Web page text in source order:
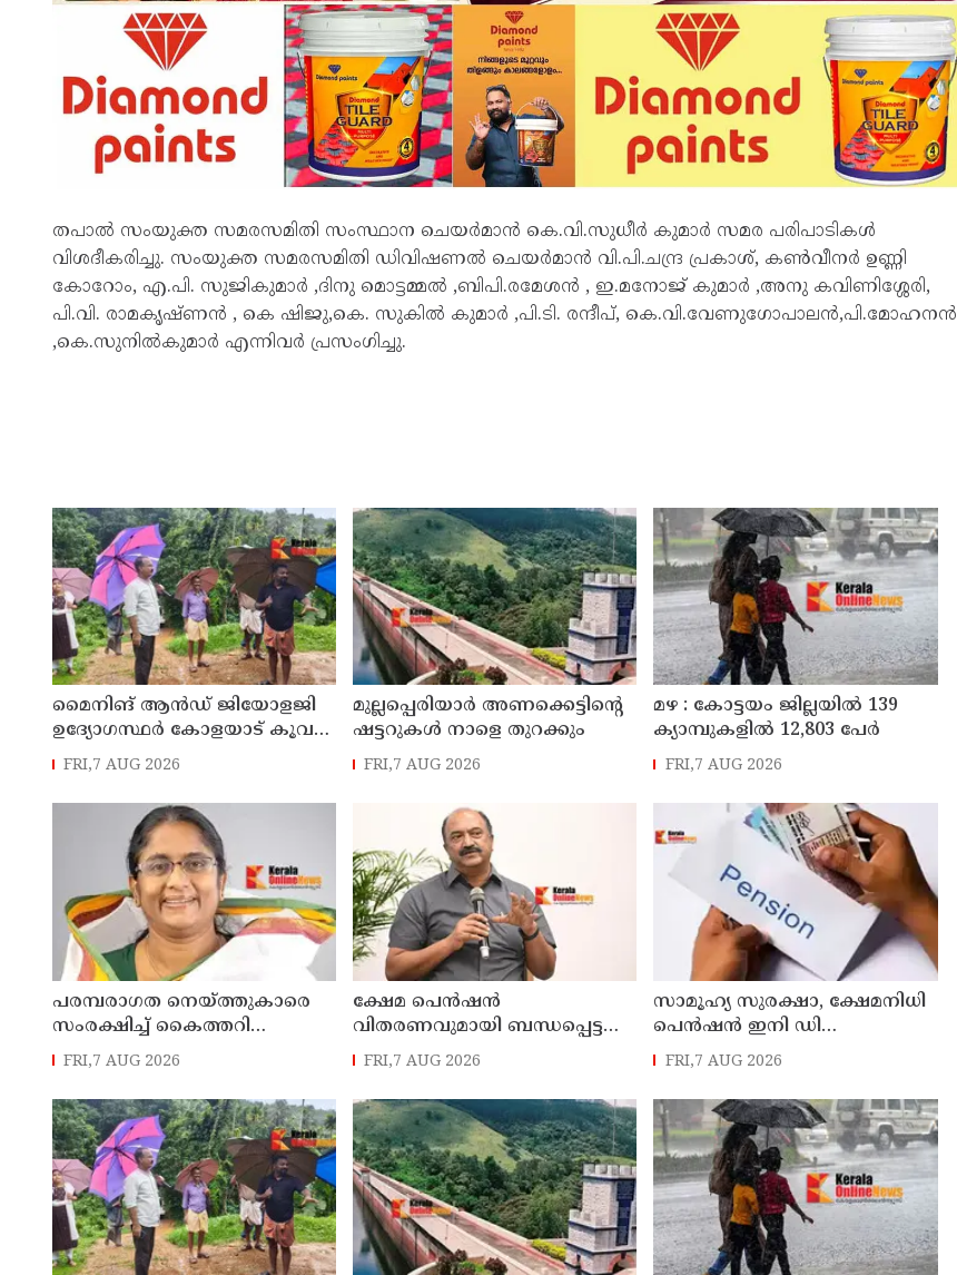
തപാൽ സംയുക്ത സമരസമിതി സംസ്ഥാന ചെയർമാൻ കെ.വി.സുധീർ കുമാർ സമര പരിപാടികൾ
വിശദീകരിച്ചു. സംയുക്ത സമരസമിതി ഡിവിഷണൽ ചെയർമാൻ വി.പി.ചന്ദ്ര പ്രകാശ്, കൺവീനർ ഉണ്ണി
കോറോം, എ.പി. സുജികുമാർ ,ദിനു മൊട്ടമ്മൽ ,ബിപി.രമേശൻ , ഇ.മനോജ് കുമാർ ,അനു കവിണിശ്ശേരി,
പി.വി. രാമകൃഷ്ണൻ , കെ ഷിജു,കെ. സുകിൽ കുമാർ ,പി.ടി. രന്ദീപ്, കെ.വി.വേണുഗോപാലൻ,പി.മോഹനൻ
,കെ.സുനിൽകുമാർ എന്നിവർ പ്രസംഗിച്ചു.
മൈനിങ് ആൻഡ്​ ജിയോളജി
ഉദ്യോഗസ്ഥർ കോളയാട് കൂവ
ഉന്നതി സന്ദർശിച്ചു
FRI,7 AUG 2026
മുല്ലപ്പെരിയാർ അണക്കെട്ടിന്റെ
ഷട്ടറുകൾ നാളെ തുറക്കും
FRI,7 AUG 2026
മഴ : കോട്ടയം ജില്ലയിൽ 139
ക്യാമ്പുകളിൽ 12,803 പേര്‍
FRI,7 AUG 2026
പരമ്പരാഗത നെയ്ത്തുകാരെ
സംരക്ഷിച്ച് കൈത്തറി
മേഖലയുടെ
ആധുനികവത്കരണം
സാധ്യമാക്കും: ഡെപ്യൂട്ടി
സ്പീക്കർ ഷാനിമോൾ ഉസ്മാൻ
FRI,7 AUG 2026
ക്ഷേമ പെൻഷൻ
വിതരണവുമായി ബന്ധപ്പെട്ട
പുതിയ ഉത്തരവ്
ലക്ഷക്കണക്കിന്
സാധാരണക്കാരെ
പ്രതികൂലമായി ബാധിക്കും ;
കെ.എൻ. ബാലഗോപാൽ
FRI,7 AUG 2026
സാമൂഹ്യ സുരക്ഷാ, ക്ഷേമനിധി
പെൻഷൻ ഇനി ഡി
ബിടിയിലൂടെ നൽകും
FRI,7 AUG 2026